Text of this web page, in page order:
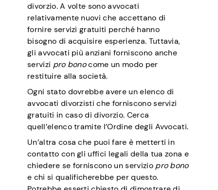
divorzio. A volte sono avvocati
relativamente nuovi che accettano di
fornire servizi gratuiti perché hanno
bisogno di acquisire esperienza. Tuttavia,
gli avvocati più anziani forniscono anche
servizi pro bonocome un modo per
restituire alla società.
Ogni stato dovrebbe avere un elenco di
avvocati divorzisti che forniscono servizi
gratuiti in caso di divorzio. Cerca
quell’elenco tramite l’Ordine degli Avvocati.
Un’altra cosa che puoi fare è metterti in
contatto con gli uffici legali della tua zona e
chiedere se forniscono un servizio pro bono
e chi si qualificherebbe per questo.